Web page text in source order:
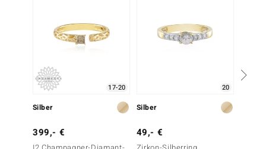
Collection
BY DE MELO
17-20
Silber
399,- €
20
Silber
49,- €